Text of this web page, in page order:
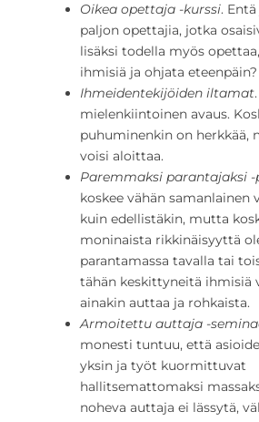
Oikea opettaja -kurssi.
paljon opettajia, jotka
lisäksi todella myös
ihmisiä ja ohjata eteenpäin?
Ihmeidentekijöiden iltamat
mielenkiintoinen avaus.
puhuminenkin on herkkää,
voisi aloittaa.
Paremmaksi parantajaksi -
koskee vähän samanlainen
kuin edellistäkin, mutta
moninaista rikkinäisyyttä
parantamassa tavalla tai
tähän keskittyneitä ihmisiä
ainakin auttaa ja rohkaista.
Armoitettu auttaja -
monesti tuntuu, että
yksin ja työt kuormittuvat
hallitsemattomaksi
noheva auttaja ei lässytä,